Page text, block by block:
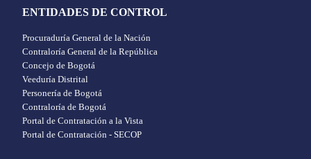
ENTIDADES DE CONTROL
Procuraduría General de la Nación
Contraloría General de la República
Concejo de Bogotá
Veeduría Distrital
Personería de Bogotá
Contraloría de Bogotá
Portal de Contratación a la Vista
Portal de Contratación - SECOP